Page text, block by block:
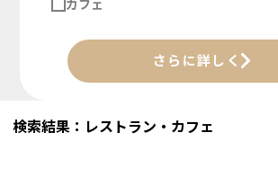
カフェ
さらに詳しく
検索結果：レストラン・カフェ